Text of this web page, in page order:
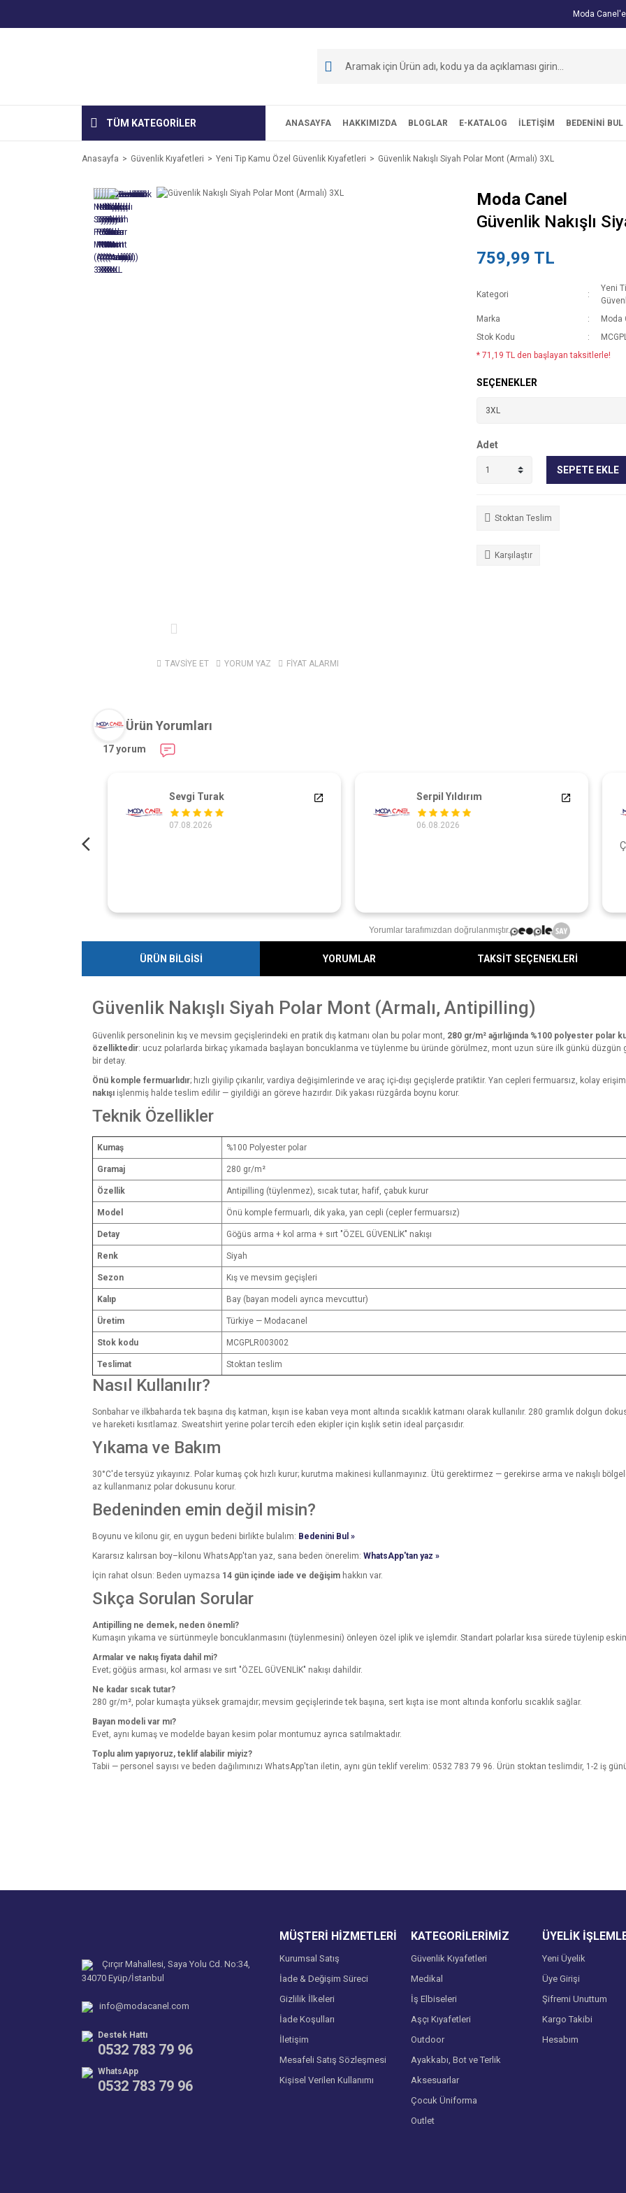
Moda
TÜM KATEGORİLER ANASAYFA HAKKIMIZDA BLOGLAR E-KATALOG İLETİŞİM BEDENİNİ BUL
Anasayfa Güvenlik Kıyafetleri Yeni Tip Kamu Özel Güvenlik Kıyafetleri Güvenlik Nakışlı Siyah Polar Mont (Armalı) 3XL
TAVSİYE ET YORUM YAZ FİYAT ALARMI
Moda Canel
Güvenlik Nakışlı
759,99 TL
Kategori
Yeni
Marka
Moda
Stok Kodu
* 71,19 TL den başlayan taksitlerle!
SEÇENEKLER
Adet
SEPETE EKLE
Stoktan Teslim
Karşılaştır
Ürün Yorumları
17 yorum
Sevgi Turak
07.08.2026
Serpil Yıldırım
06.08.2026
Yorumlar tarafımızdan doğrulanmıştır.
ÜRÜN BİLGİSİ YORUMLAR TAKSİT SEÇENEKLERİ
Güvenlik Nakışlı Siyah Polar Mont (Armalı, Antipilling)
Güvenlik personelinin kış ve mevsim geçişlerindeki en pratik dış katmanı olan bu polar mont, 280 gr/m² ağırlığında %100 polyester polar
özelliktedir: ucuz polarlarda birkaç yıkamada başlayan boncuklanma ve tüylenme bu üründe görülmez, mont uzun süre ilk günkü
bir detay.
Önü komple fermuarlıdır; hızlı giyilip çıkarılır, vardiya değişimlerinde ve araç içi-dışı geçişlerde pratiktir. Yan cepleri fermuarsız, kolay
nakışı işlenmiş halde teslim edilir — giyildiği an göreve hazırdır. Dik yakası rüzgârda boynu korur.
Teknik Özellikler
Kumaş %100 Polyester polar
Gramaj 280 gr/m²
Özellik Antipilling (tüylenmez), sıcak tutar, hafif, çabuk kurur
Model Önü komple fermuarlı, dik yaka, yan cepli (cepler fermuarsız)
Detay Göğüs arma + kol arma + sırt "ÖZEL GÜVENLİK" nakışı
Renk Siyah
Sezon Kış ve mevsim geçişleri
Kalıp Bay (bayan modeli ayrıca mevcuttur)
Üretim Türkiye — Modacanel
Stok kodu MCGPLR003002
Teslimat Stoktan teslim
Nasıl Kullanılır?
Sonbahar ve ilkbaharda tek başına dış katman, kışın ise kaban veya mont altında sıcaklık katmanı olarak kullanılır. 280 gramlık dolgun
ve hareketi kısıtlamaz. Sweatshirt yerine polar tercih eden ekipler için kışlık setin ideal parçasıdır.
Yıkama ve Bakım
30°C'de tersyüz yıkayınız. Polar kumaş çok hızlı kurur; kurutma makinesi kullanmayınız. Ütü gerektirmez — gerekirse arma ve nakışlı
az kullanmanız polar dokusunu korur.
Bedeninden emin değil misin?
Boyunu ve kilonu gir, en uygun bedeni birlikte bulalım: Bedenini Bul »
Kararsız kalırsan boy–kilonu WhatsApp'tan yaz, sana beden önerelim: WhatsApp'tan yaz »
İçin rahat olsun: Beden uymazsa 14 gün içinde iade ve değişim hakkın var.
Sıkça Sorulan Sorular
Antipilling ne demek, neden önemli?
Kumaşın yıkama ve sürtünmeyle boncuklanmasını (tüylenmesini) önleyen özel iplik ve işlemdir. Standart polarlar kısa sürede tüylenip
Armalar ve nakış fiyata dahil mi?
Evet; göğüs arması, kol arması ve sırt "ÖZEL GÜVENLİK" nakışı dahildir.
Ne kadar sıcak tutar?
280 gr/m², polar kumaşta yüksek gramajdır; mevsim geçişlerinde tek başına, sert kışta ise mont altında konforlu sıcaklık sağlar.
Bayan modeli var mı?
Evet, aynı kumaş ve modelde bayan kesim polar montumuz ayrıca satılmaktadır.
Toplu alım yapıyoruz, teklif alabilir miyiz?
Tabii — personel sayısı ve beden dağılımınızı WhatsApp'tan iletin, aynı gün teklif verelim: 0532 783 79 96. Ürün stoktan teslimdir, 1-2 iş
Çırçır Mahallesi, Saya Yolu Cd. No:34,
34070 Eyüp/İstanbul
info@modacanel.com
Destek Hattı
0532 783 79 96
WhatsApp
0532 783 79 96
MÜŞTERİ HİZMETLERİ
Kurumsal Satış
İade & Değişim Süreci
Gizlilik İlkeleri
İade Koşulları
İletişim
Mesafeli Satış Sözleşmesi
Kişisel Verilen Kullanımı
KATEGORİLERİMİZ
Güvenlik Kıyafetleri
Medikal
İş Elbiseleri
Aşçı Kıyafetleri
Outdoor
Ayakkabı, Bot ve Terlik
Aksesuarlar
Çocuk Üniforma
Outlet
ÜYELİK
Yeni Üyelik
Üye Girişi
Şifremi Unuttum
Kargo Takibi
Hesabım